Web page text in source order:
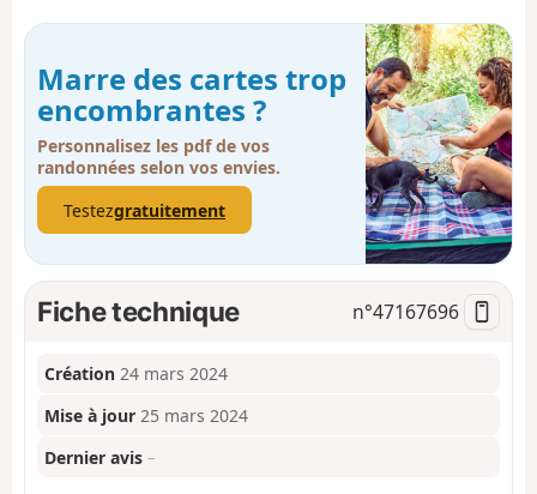
Marre des cartes trop
encombrantes ?
Personnalisez les pdf de vos
randonnées selon vos envies.
Testezgratuitement
Fiche technique n°47167696
Création 24 mars 2024
Mise à jour 25 mars 2024
Dernier avis –